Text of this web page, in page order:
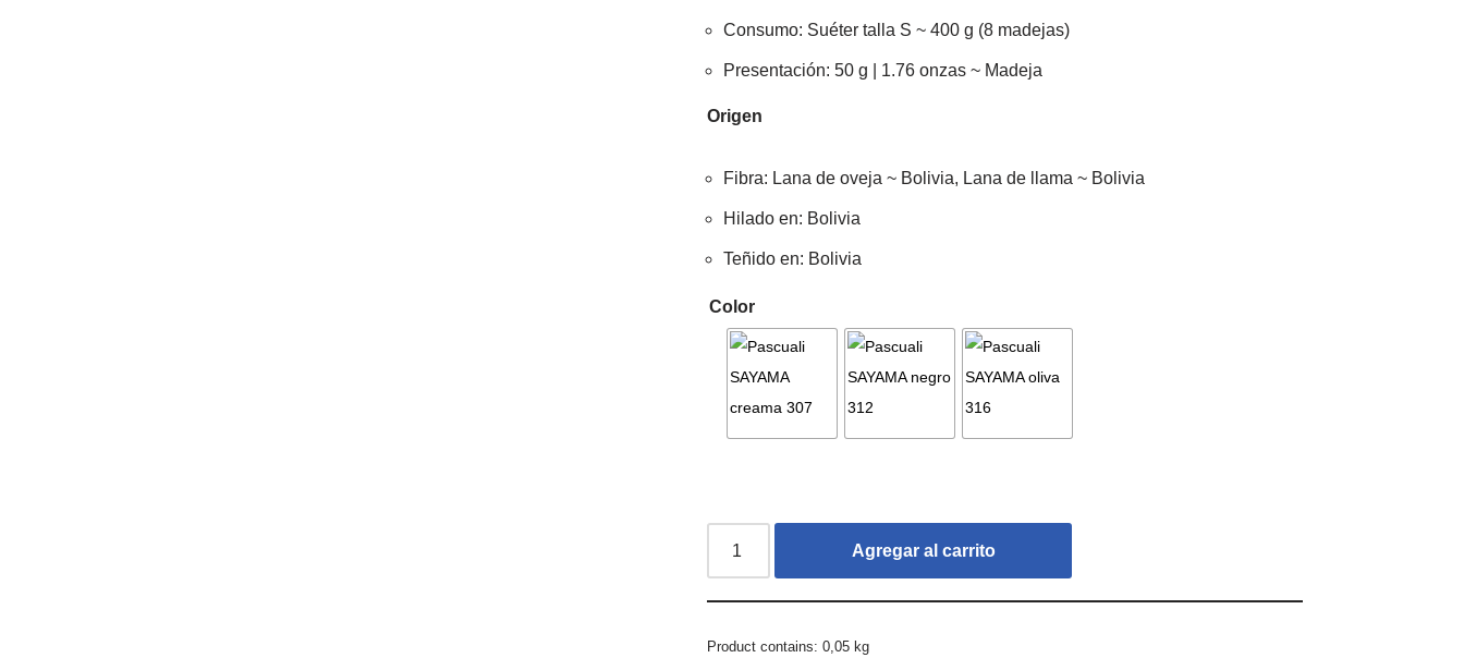
Consumo: Suéter talla S ~ 400 g (8 madejas)
Presentación: 50 g | 1.76 onzas ~ Madeja
Origen
Fibra: Lana de oveja ~ Bolivia, Lana de llama ~ Bolivia
Hilado en: Bolivia
Teñido en: Bolivia
Color
Agregar al carrito
Product contains: 0,05 kg